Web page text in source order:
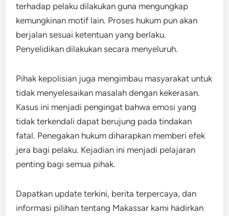
terhadap pelaku dilakukan guna mengungkap
kemungkinan motif lain. Proses hukum pun akan
berjalan sesuai ketentuan yang berlaku.
Penyelidikan dilakukan secara menyeluruh.
Pihak kepolisian juga mengimbau masyarakat untuk
tidak menyelesaikan masalah dengan kekerasan.
Kasus ini menjadi pengingat bahwa emosi yang
tidak terkendali dapat berujung pada tindakan
fatal. Penegakan hukum diharapkan memberi efek
jera bagi pelaku. Kejadian ini menjadi pelajaran
penting bagi semua pihak.
Dapatkan update terkini, berita terpercaya, dan
informasi pilihan tentang Makassar kami hadirkan